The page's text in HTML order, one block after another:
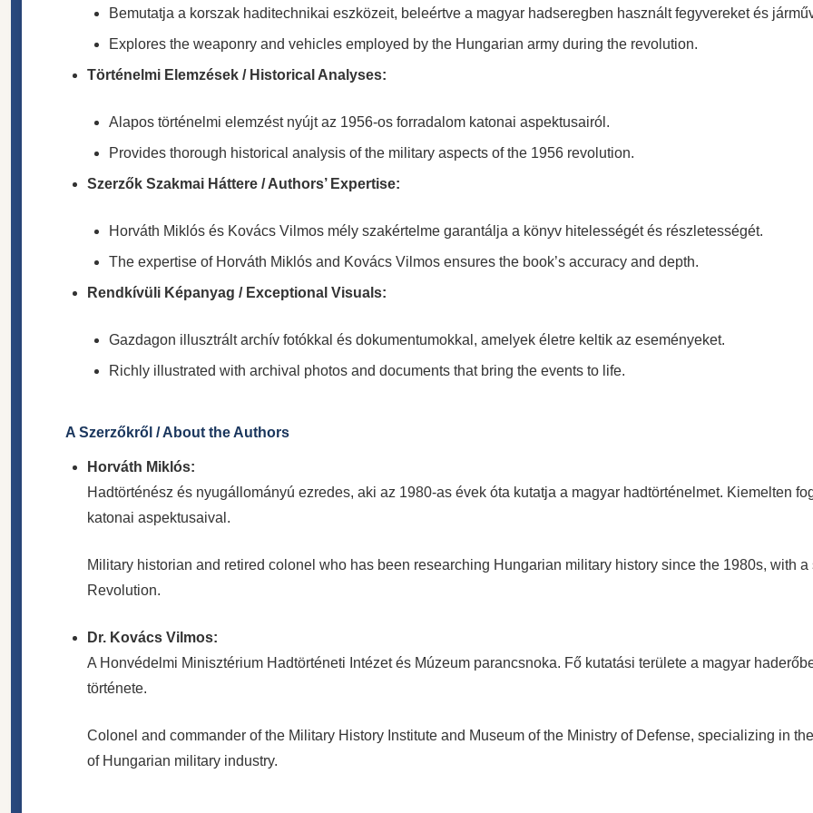
Bemutatja a korszak haditechnikai eszközeit, beleértve a magyar hadseregben használt fegyvereket és
Explores the weaponry and vehicles employed by the Hungarian army during the revolution.
Történelmi Elemzések / Historical Analyses:
Alapos történelmi elemzést nyújt az 1956-os forradalom katonai aspektusairól.
Provides thorough historical analysis of the military aspects of the 1956 revolution.
Szerzők Szakmai Háttere / Authors’ Expertise:
Horváth Miklós és Kovács Vilmos mély szakértelme garantálja a könyv hitelességét és részletességét.
The expertise of Horváth Miklós and Kovács Vilmos ensures the book’s accuracy and depth.
Rendkívüli Képanyag / Exceptional Visuals:
Gazdagon illusztrált archív fotókkal és dokumentumokkal, amelyek életre keltik az eseményeket.
Richly illustrated with archival photos and documents that bring the events to life.
A Szerzőkről / About the Authors
Horváth Miklós:
Hadtörténész és nyugállományú ezredes, aki az 1980-as évek óta kutatja a magyar hadtörténelmet. Kiemelten
katonai aspektusaival.
Military historian and retired colonel who has been researching Hungarian military history since the 1980s, with
Revolution.
Dr. Kovács Vilmos:
A Honvédelmi Minisztérium Hadtörténeti Intézet és Múzeum parancsnoka. Fő kutatási területe a magyar
története.
Colonel and commander of the Military History Institute and Museum of the Ministry of Defense, specializing in
of Hungarian military industry.